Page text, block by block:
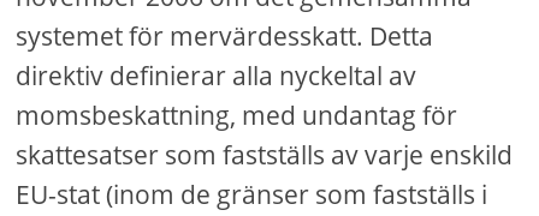
systemet för mervärdesskatt. Detta
direktiv definierar alla nyckeltal av
momsbeskattning, med undantag för
skattesatser som fastställs av varje enskild
EU-stat (inom de gränser som fastställs i